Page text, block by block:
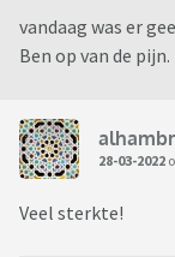
vandaag was er
Ben op van de
28-03-2022
Veel sterkte!